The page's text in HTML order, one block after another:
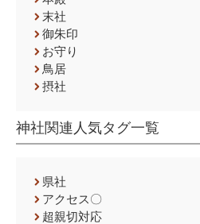
末社
御朱印
お守り
鳥居
摂社
神社関連人気タグ一覧
県社
アクセス〇
超親切対応